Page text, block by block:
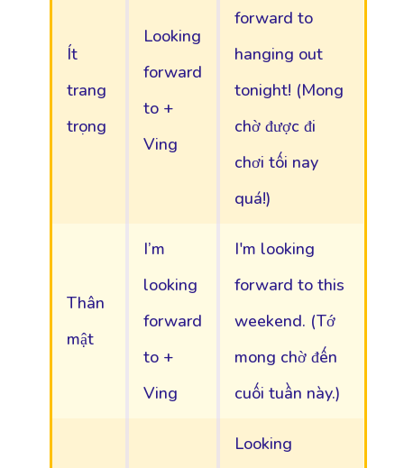
Ít
trang
trọng
Looking
forward
to +
Ving
forward to
hanging out
tonight! (Mong
chờ được đi
chơi tối nay
quá!)
Thân
mật
I’m
looking
forward
to +
Ving
I'm looking
forward to this
weekend. (Tớ
mong chờ đến
cuối tuần này.)
Looking